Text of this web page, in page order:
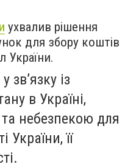
ухвалив рішення
для збору коштів
України.
зв’язку із
в Україні,
небезпекою для
України, її